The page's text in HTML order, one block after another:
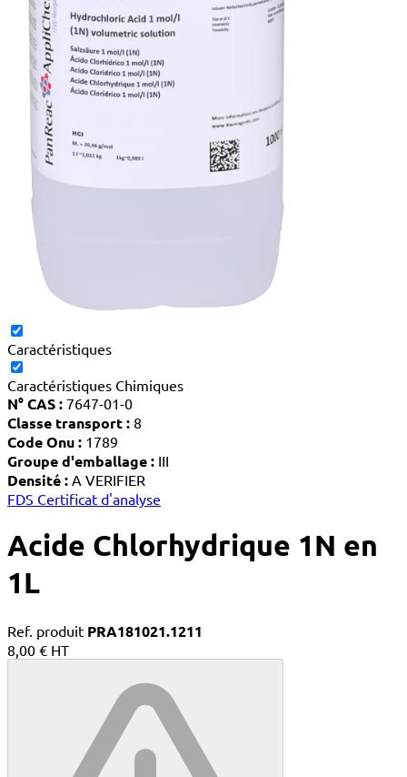
Caractéristiques
Caractéristiques Chimiques
N° CAS : 7647-01-0
Classe transport : 8
Code Onu : 1789
Groupe d'emballage : III
Densité : A VERIFIER
FDS Certificat d'analyse
Acide Chlorhydrique 1N en
1L
Ref. produit PRA181021.1211
8,00 € HT